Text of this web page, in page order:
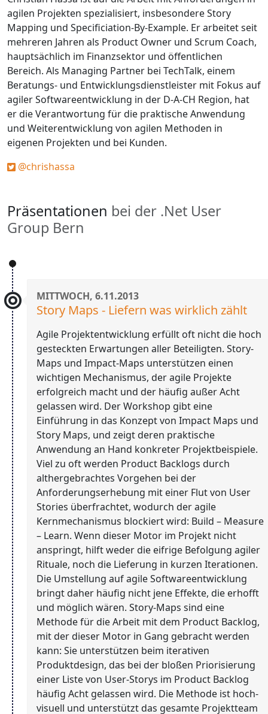
agilen Projekten spezialisiert, insbesondere Story
Mapping und Specificiation-By-Example. Er arbeitet seit
mehreren Jahren als Product Owner und Scrum Coach,
hauptsächlich im Finanzsektor und öffentlichen
Bereich. Als Managing Partner bei TechTalk, einem
Beratungs- und Entwicklungsdienstleister mit Fokus auf
agiler Softwareentwicklung in der D-A-CH Region, hat
er die Verantwortung für die praktische Anwendung
und Weiterentwicklung von agilen Methoden in
eigenen Projekten und bei Kunden.
@chrishassa
Präsentationen bei der .Net User
Group Bern
MITTWOCH, 6.11.2013
Story Maps - Liefern was wirklich zählt
Agile Projektentwicklung erfüllt oft nicht die hoch
gesteckten Erwartungen aller Beteiligten. Story-
Maps und Impact-Maps unterstützen einen
wichtigen Mechanismus, der agile Projekte
erfolgreich macht und der häufig außer Acht
gelassen wird. Der Workshop gibt eine
Einführung in das Konzept von Impact Maps und
Story Maps, und zeigt deren praktische
Anwendung an Hand konkreter Projektbeispiele.
Viel zu oft werden Product Backlogs durch
althergebrachtes Vorgehen bei der
Anforderungserhebung mit einer Flut von User
Stories überfrachtet, wodurch der agile
Kernmechanismus blockiert wird: Build – Measure
– Learn. Wenn dieser Motor im Projekt nicht
anspringt, hilft weder die eifrige Befolgung agiler
Rituale, noch die Lieferung in kurzen Iterationen.
Die Umstellung auf agile Softwareentwicklung
bringt daher häufig nicht jene Effekte, die erhofft
und möglich wären. Story-Maps sind eine
Methode für die Arbeit mit dem Product Backlog,
mit der dieser Motor in Gang gebracht werden
kann: Sie unterstützen beim iterativen
Produktdesign, das bei der bloßen Priorisierung
einer Liste von User-Storys im Product Backlog
häufig Acht gelassen wird. Die Methode ist hoch-
visuell und unterstützt das gesamte Projektteam